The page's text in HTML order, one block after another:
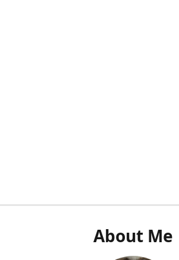
About Me